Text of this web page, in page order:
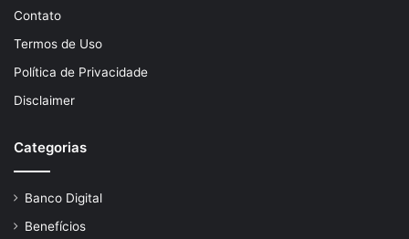
Contato
Termos de Uso
Política de Privacidade
Disclaimer
Categorias
Banco Digital
Benefícios